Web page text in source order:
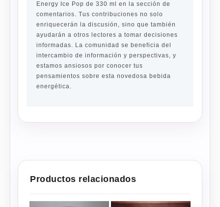
Energy Ice Pop de 330 ml en la sección de
comentarios. Tus contribuciones no solo
enriquecerán la discusión, sino que también
ayudarán a otros lectores a tomar decisiones
informadas. La comunidad se beneficia del
intercambio de información y perspectivas, y
estamos ansiosos por conocer tus
pensamientos sobre esta novedosa bebida
energética.
Productos relacionados